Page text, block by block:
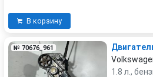
В корзину
№ 70676_961
1.8 л.,